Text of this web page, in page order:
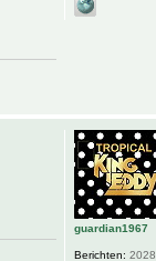
guardian1967
Berichten: 2028